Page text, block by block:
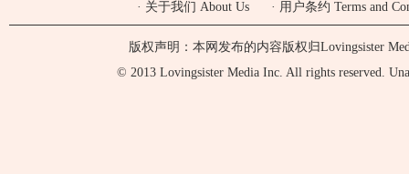
· 关于我们 About Us · 用户条约 Terms and
版权声明：本网发布的内容版权归Lovingsister
© 2013 Lovingsister Media Inc. All rights reserved.